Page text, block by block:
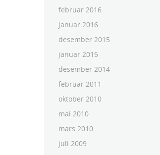
februar 2016
januar 2016
desember 2015
januar 2015
desember 2014
februar 2011
oktober 2010
mai 2010
mars 2010
juli 2009